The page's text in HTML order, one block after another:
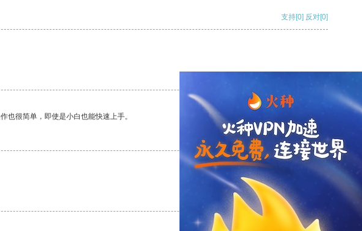
支持[0] 反对[0]
也很简单，即使是小白也能快速上手。
支持 [0] 反对 [0]
支持